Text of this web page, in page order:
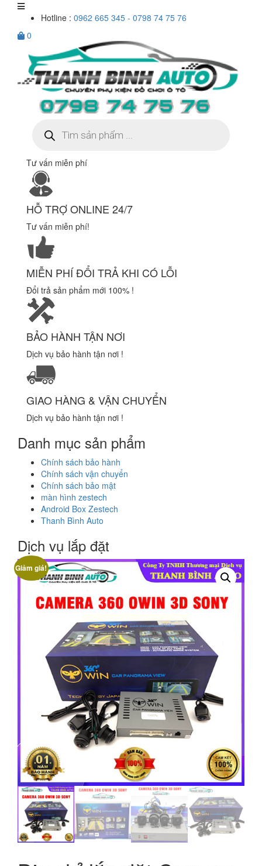
Hotline : 0962 665 345 - 0798 74 75 76
0
kiếm
sản
Tư vấn miễn phí
HỖ TRỢ ONLINE 24/7
Tư vấn miễn phí!
MIỄN PHÍ ĐỔI TRẢ KHI CÓ LỖI
Đổi trả sản phẩm mới 100% !
BẢO HÀNH TẬN NƠI
Dịch vụ bảo hành tận nơi !
GIAO HÀNG & VẬN CHUYỂN
Dịch vụ bảo hành tận nơi !
Danh mục sản phẩm
Chính sách bảo hành
Chính sách vận chuyển
Chính sách bảo mật
màn hình zestech
Android Box Zestech
Thanh Bình Auto
Dịch vụ lắp đặt
Giảm giá!